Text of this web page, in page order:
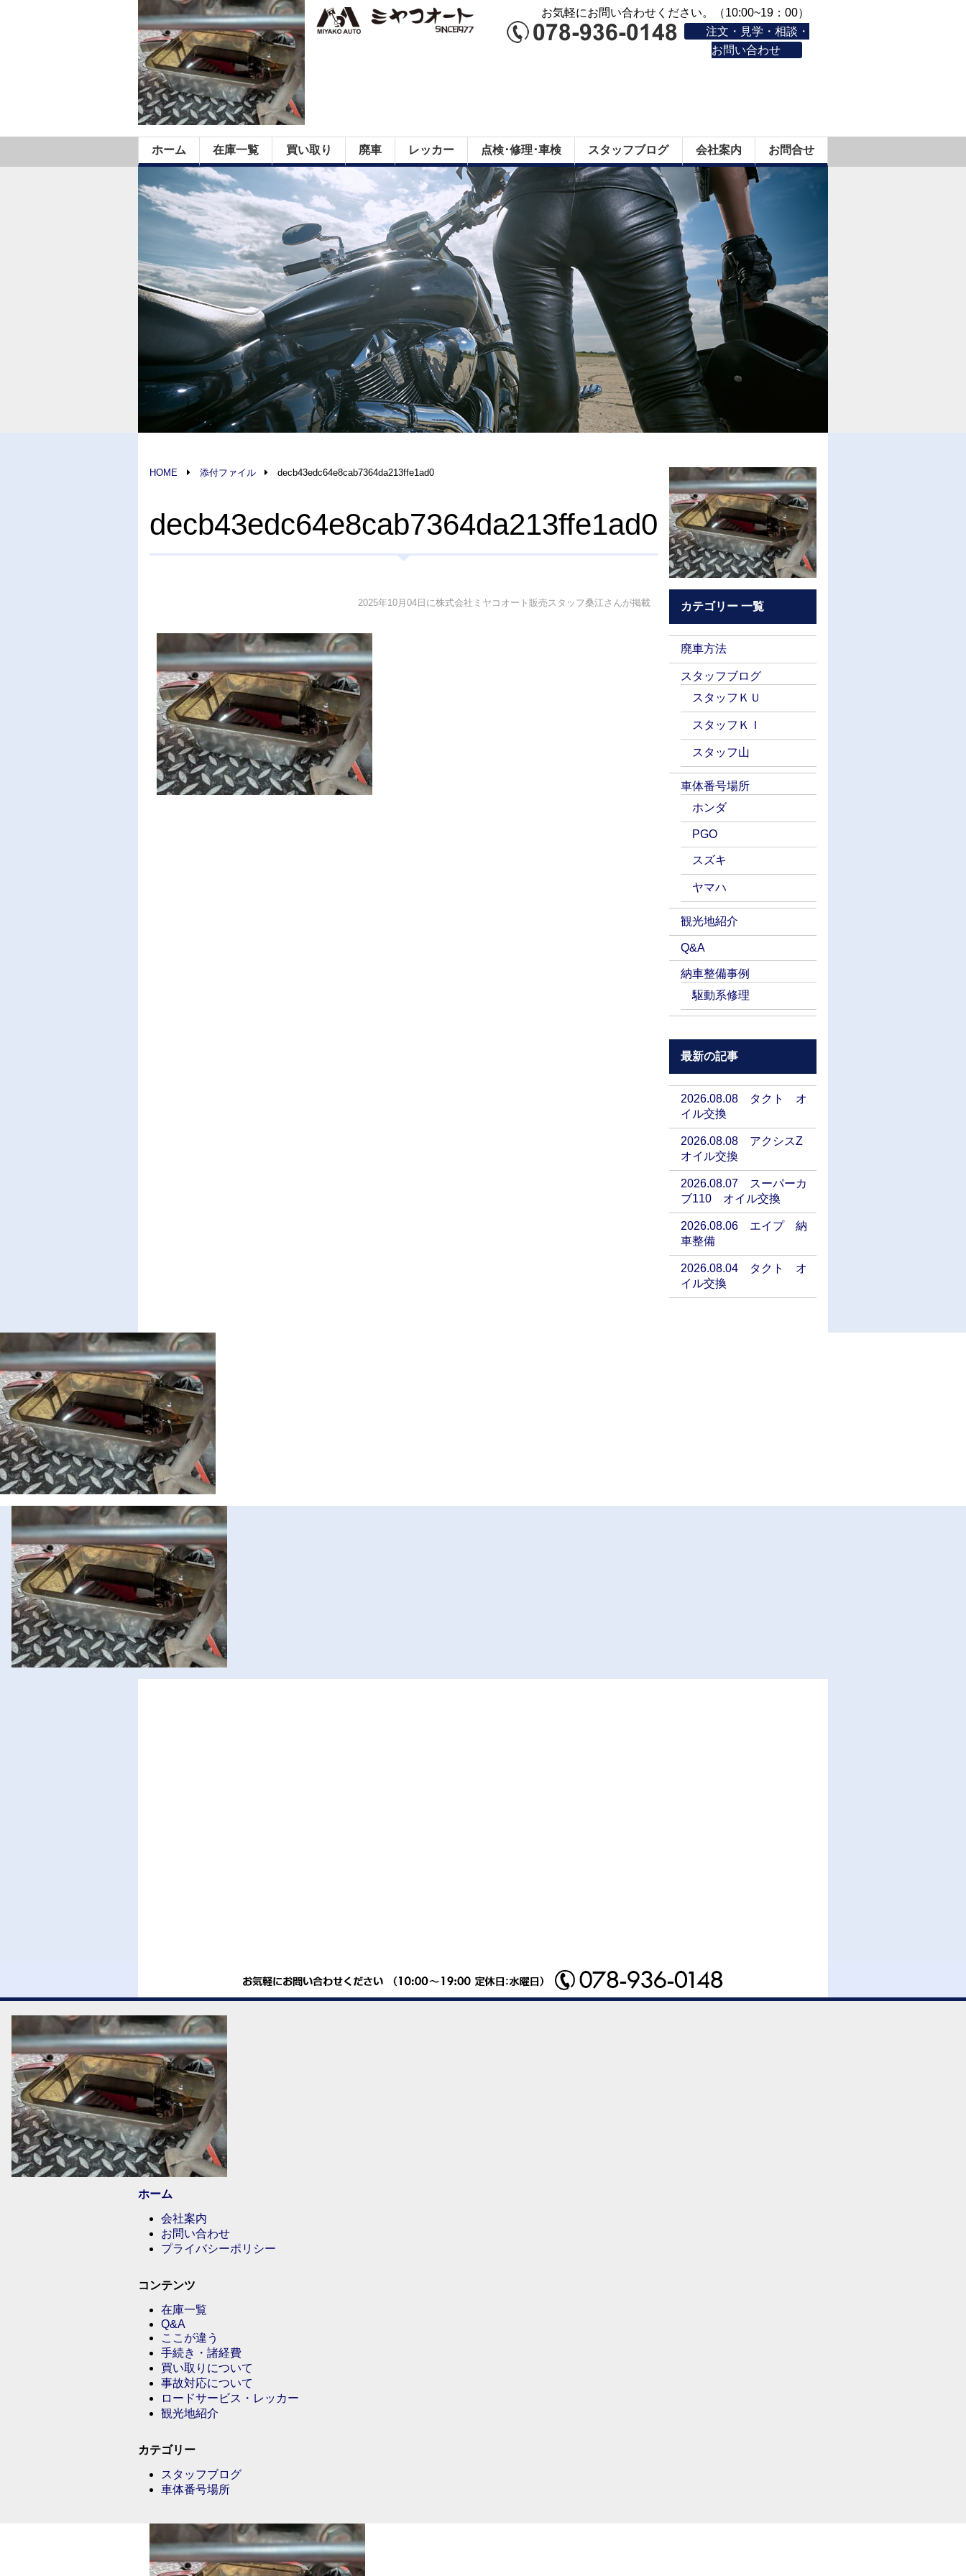
お気軽にお問い合わせください。（10:00~19：00）
注文・見学・相談・
お問い合わせ
ホーム 在庫一覧 買い取り 廃車 レッカー 点検･修理･車検 スタッフブログ 会社案内 お問合せ
HOME 添付ファイル decb43edc64e8cab7364da213ffe1ad0
decb43edc64e8cab7364da213ffe1ad0
2025年10月04日に株式会社ミヤコオート販売スタッフ桑江さんが掲載 カテゴリー 一覧
廃車方法
スタッフブログ
スタッフＫＵ
スタッフＫＩ
スタッフ山
車体番号場所
ホンダ
PGO
スズキ
ヤマハ
観光地紹介
Q&A
納車整備事例
駆動系修理
最新の記事
2026.08.08 タクト オ
イル交換
2026.08.08 アクシスZ
オイル交換
2026.08.07 スーパーカ
ブ110 オイル交換
2026.08.06 エイプ 納
車整備
2026.08.04 タクト オ
イル交換
ホーム
会社案内
お問い合わせ
プライバシーポリシー
コンテンツ
在庫一覧
Q&A
ここが違う
手続き・諸経費
買い取りについて
事故対応について
ロードサービス・レッカー
観光地紹介
カテゴリー
スタッフブログ
車体番号場所